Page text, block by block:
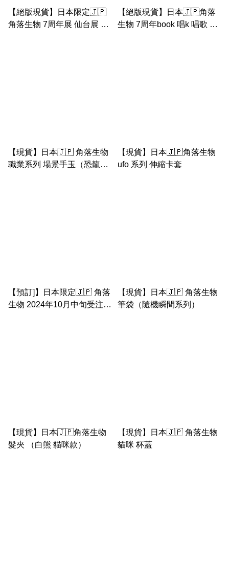
【絕版現貨】日本限定🇯🇵
角落生物 7周年展 仙台展 巴
【絕版現貨】日本🇯🇵角落
生物 7周年book 唱k 唱歌 手
【現貨】日本🇯🇵 角落生物
職業系列 場景手玉（恐龍&
【現貨】日本🇯🇵角落生物
ufo 系列 伸縮卡套
【預訂]】日本限定🇯🇵 角落
生物 2024年10月中旬受注限
【現貨】日本🇯🇵 角落生物
筆袋（隨機瞬間系列）
【現貨】日本🇯🇵角落生物
髮夾 （白熊 貓咪款）
【現貨】日本🇯🇵 角落生物
貓咪 杯蓋